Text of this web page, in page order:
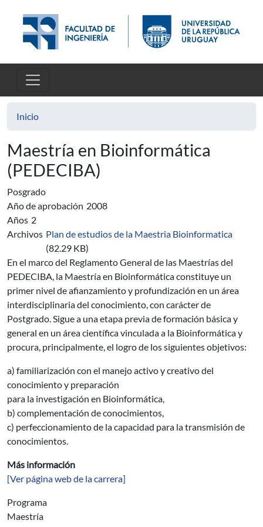
Inicio
Maestría en Bioinformática
(PEDECIBA)
Posgrado
Año de aprobación 2008
Años 2
Archivos Plan de estudios de la Maestria Bioinformatica
(82.29 KB)
En el marco del Reglamento General de las Maestrías del
PEDECIBA, la Maestría en Bioinformática constituye un
primer nivel de afianzamiento y profundización en un área
interdisciplinaria del conocimiento, con carácter de
Postgrado. Sigue a una etapa previa de formación básica y
general en un área científica vinculada a la Bioinformática y
procura, principalmente, el logro de los siguientes objetivos:
a) familiarización con el manejo activo y creativo del
conocimiento y preparación
para la investigación en Bioinformática,
b) complementación de conocimientos,
c) perfeccionamiento de la capacidad para la transmisión de
conocimientos.
Más información
[Ver página web de la carrera]
Programa
Maestría